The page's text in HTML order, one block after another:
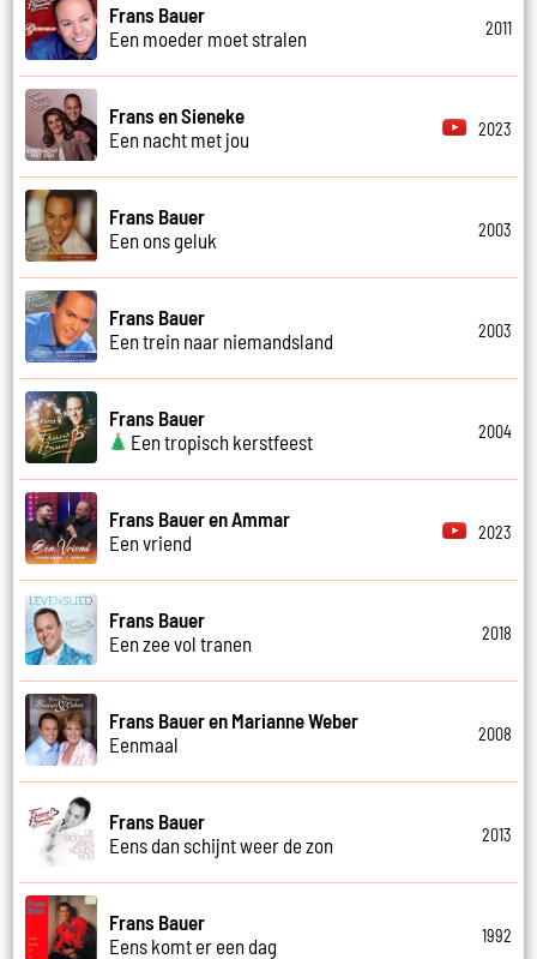
Frans Bauer
Een moeder moet stralen
2011
Frans en Sieneke
Een nacht met jou
2023
Frans Bauer
Een ons geluk
2003
Frans Bauer
Een trein naar niemandsland
2003
Frans Bauer
Een tropisch kerstfeest
2004
Frans Bauer en Ammar
Een vriend
2023
Frans Bauer
Een zee vol tranen
2018
Frans Bauer en Marianne Weber
Eenmaal
2008
Frans Bauer
Eens dan schijnt weer de zon
2013
Frans Bauer
Eens komt er een dag
1992